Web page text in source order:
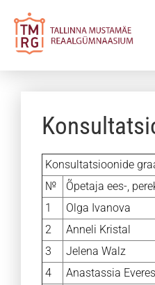
Konsultatsioonide
№
Õpetaja ees-,
1
Olga Ivanova
2
Anneli Kristal
3
Jelena Walz
4
Anastassia